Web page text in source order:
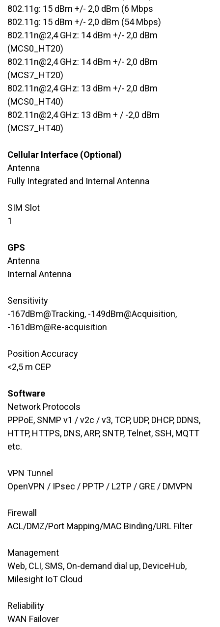
802.11g: 15 dBm +/- 2,0 dBm (6 Mbps
802.11g: 15 dBm +/- 2,0 dBm (54 Mbps)
802.11n@2,4 GHz: 14 dBm +/- 2,0 dBm
(MCS0_HT20)
802.11n@2,4 GHz: 14 dBm +/- 2,0 dBm
(MCS7_HT20)
802.11n@2,4 GHz: 13 dBm +/- 2,0 dBm
(MCS0_HT40)
802.11n@2,4 GHz: 13 dBm + / -2,0 dBm
(MCS7_HT40)
Cellular Interface (Optional)
Antenna
Fully Integrated and Internal Antenna
SIM Slot
​1
GPS
Antenna
​​Internal Antenna
Sensitivity
​-167dBm@Tracking, -149dBm@Acquisition,
-161dBm@Re-acquisition
Position Accuracy
<2,5 m CEP
Software
Network Protocols
​PPPoE, SNMP v1 / v2c / v3, TCP, UDP, DHCP, DDNS,
HTTP, HTTPS, DNS, ARP, SNTP, Telnet, SSH, MQTT
etc.
VPN Tunnel
​OpenVPN / IPsec / PPTP / L2TP / GRE / DMVPN
Firewall
​ACL/DMZ/Port Mapping/MAC Binding/URL Filter
Management
​​Web, CLI, SMS, On-demand dial up, DeviceHub,
Milesight IoT Cloud
Reliability
WAN ​​Failover